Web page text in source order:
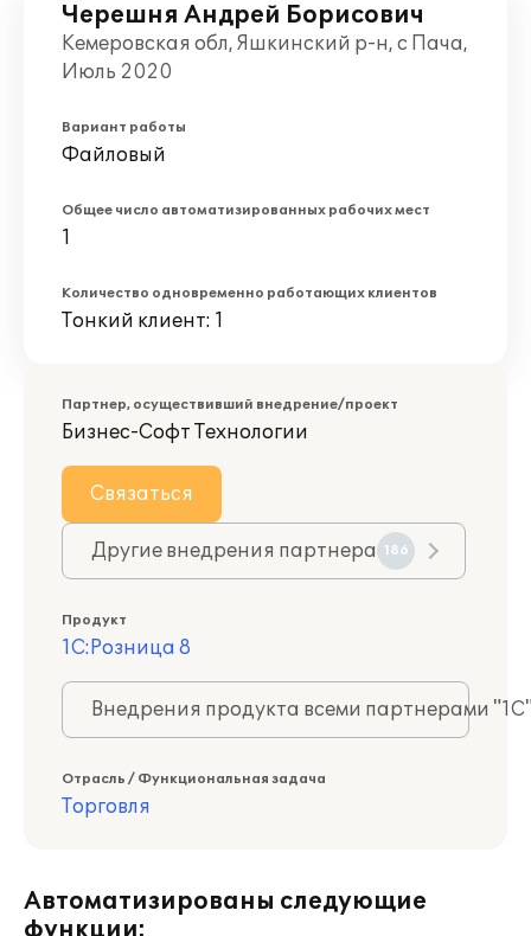
Черешня Андрей Борисович
Кемеровская обл, Яшкинский р-н, с Пача,
Июль 2020
Вариант работы
Файловый
Общее число автоматизированных рабочих мест
1
Количество одновременно работающих клиентов
Тонкий клиент: 1
Партнер, осуществивший внедрение/проект
Бизнес-Софт Технологии
Связаться
Другие внедрения партнера 186
Продукт
1С:Розница 8
Внедрения продукта всеми партнерами
Отрасль / Функциональная задача
Торговля
Автоматизированы следующие
функции: